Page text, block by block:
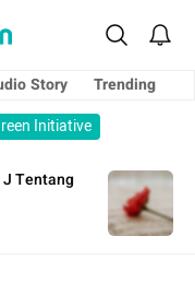
Story
Trending
Initiative
Tentang